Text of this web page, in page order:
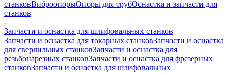
станковВиброопорыОпоры для трубОснастка и запчасти для
станков
-
Запчасти и оснастка для шлифовальных станков
Запчасти и оснастка для токарных станковЗапчасти и оснастка
для сверлильных станковЗапчасти и оснастка для
резьбонарезных станковЗапчасти и оснастка для фрезерных
станковЗапчасти и оснастка для шлифовальных